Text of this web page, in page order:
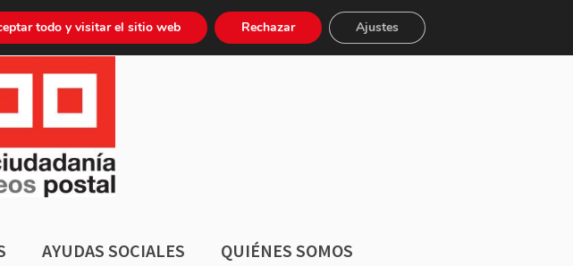
Buscar:
AYUDAS SOCIALES QUIÉNES SOMOS
todo y visitar el sitio web Rechazar Ajustes